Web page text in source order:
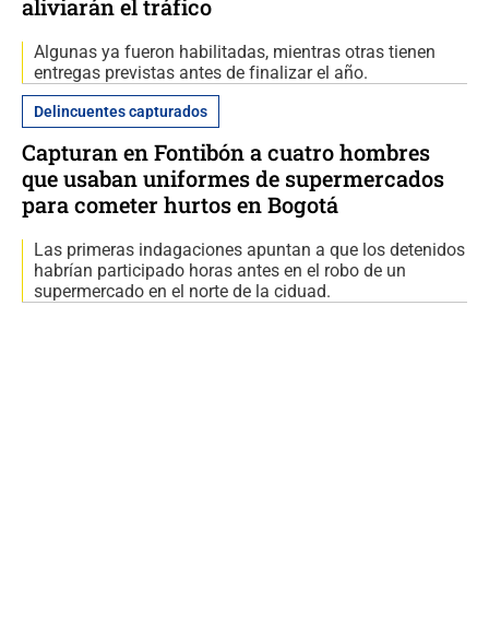
aliviarán el tráfico
Algunas ya fueron habilitadas, mientras otras tienen
entregas previstas antes de finalizar el año.
Delincuentes capturados
Capturan en Fontibón a cuatro hombres
que usaban uniformes de supermercados
para cometer hurtos en Bogotá
Las primeras indagaciones apuntan a que los detenidos
habrían participado horas antes en el robo de un
supermercado en el norte de la ciduad.